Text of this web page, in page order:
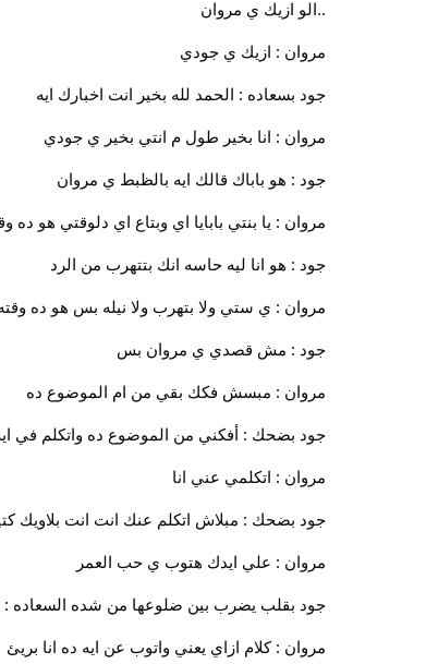
..الو ازيك ي مروان
مروان : ازيك ي جودي
جود بسعاده : الحمد لله بخير انت اخبارك ايه
مروان : انا بخير طول م انتي بخير ي جودي
جود : هو باباك قالك ايه بالظبط ي مروان
مروان : يا بنتي بابايا اي وبتاع اي دلوقتي هو ده
جود : هو انا ليه حاسه انك بتتهرب من الرد
مروان : ي ستي ولا بتهرب ولا نيله بس هو ده
جود : مش قصدي ي مروان بس
مروان : مبسش فكك بقي من ام الموضوع ده
جود بضحك : أفكني من الموضوع ده واتكلم في
مروان : اتكلمي عني انا
جود بضحك : مبلاش اتكلم عنك انت انت بلاويك
مروان : علي ايدك هتوب ي حب العمر
جود بقلب يضرب بين ضلوعها من شده السعاده :
مروان : كلام ازاي يعني واتوب عن ايه ده انا بريئ